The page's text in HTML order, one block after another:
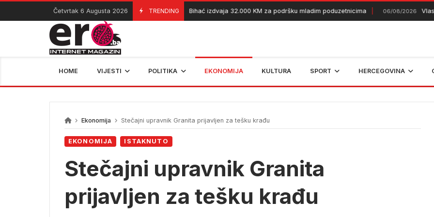
Skip
content
Četvrtak 6 Augusta 2026 TRENDING
06/08/2026 Bihać izdvaja 32.000 KM za podršku mladim poduzetnicima 06/08/2026 Vlasnik
HOME VIJESTI POLITIKA EKONOMIJA KULTURA SPORT HERCEGOVINA
Ekonomija Stečajni upravnik Granita prijavljen za tešku krađu
EKONOMIJA ISTAKNUTO
Stečajni upravnik Granita
prijavljen za tešku krađu